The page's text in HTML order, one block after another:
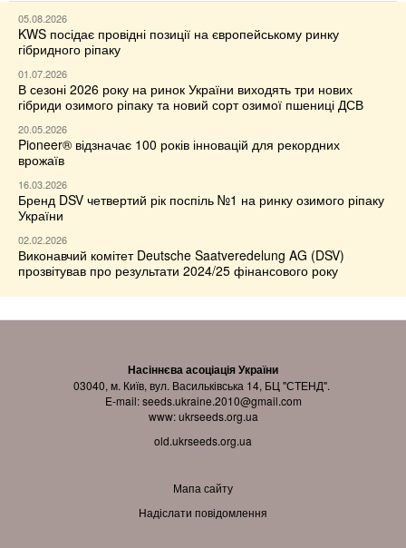
05.08.2026
KWS посідає провідні позиції на європейському ринку
гібридного ріпаку
01.07.2026
В сезоні 2026 року на ринок України виходять три нових
гібриди озимого ріпаку та новий сорт озимої пшениці ДСВ
20.05.2026
Pioneer® відзначає 100 років інновацій для рекордних
врожаїв
16.03.2026
Бренд DSV четвертий рік поспіль №1 на ринку озимого ріпаку
України
02.02.2026
Виконавчий комітет Deutsche Saatveredelung AG (DSV)
прозвітував про результати 2024/25 фінансового року
Насіннєва асоціація України
03040, м. Київ, вул. Васильківська 14, БЦ "СТЕНД".
E-mail:seeds.ukraine.2010@gmail.com
www:ukrseeds.org.ua
old.ukrseeds.org.ua
Мапа сайту
Надіслати повідомлення